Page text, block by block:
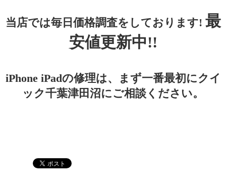
当店では毎日価格調査をしております! 最
安値更新中!!
iPhone iPadの修理は、まず一番最初にクイ
ック千葉津田沼にご相談ください。